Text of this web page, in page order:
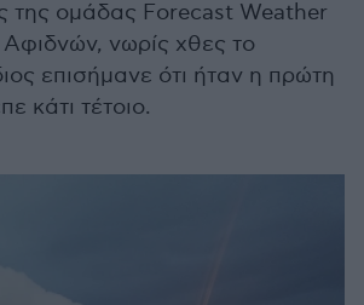
της ομάδας Forecast Weather
Αφιδνών, νωρίς χθες το
επισήμανε ότι ήταν η πρώτη
κάτι τέτοιο.